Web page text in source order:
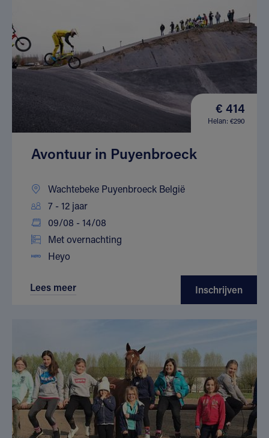
€ 414
Helan: €290
Avontuur in Puyenbroeck
Wachtebeke Puyenbroeck België
7 - 12 jaar
09/08 - 14/08
Met overnachting
Heyo
Lees meer Inschrijven